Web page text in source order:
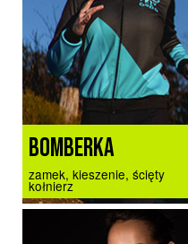
BOMBERKA
zamek, kieszenie, ścięty
kołnierz